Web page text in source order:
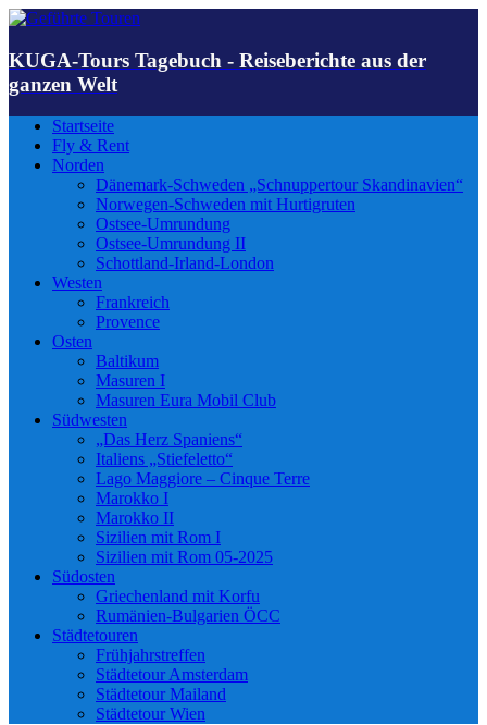
KUGA-Tours Tagebuch - Reiseberichte aus der
ganzen Welt
Startseite
Fly & Rent
Norden
Dänemark-Schweden „Schnuppertour Skandinavien“
Norwegen-Schweden mit Hurtigruten
Ostsee-Umrundung
Ostsee-Umrundung II
Schottland-Irland-London
Westen
Frankreich
Provence
Osten
Baltikum
Masuren I
Masuren Eura Mobil Club
Südwesten
„Das Herz Spaniens“
Italiens „Stiefeletto“
Lago Maggiore – Cinque Terre
Marokko I
Marokko II
Sizilien mit Rom I
Sizilien mit Rom 05-2025
Südosten
Griechenland mit Korfu
Rumänien-Bulgarien ÖCC
Städtetouren
Frühjahrstreffen
Städtetour Amsterdam
Städtetour Mailand
Städtetour Wien